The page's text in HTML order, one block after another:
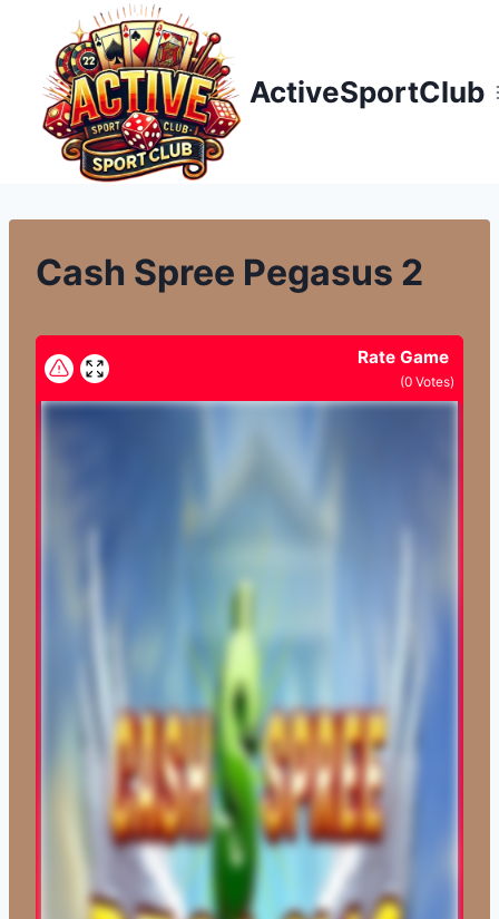
obsah
ActiveSportClub
Cash Spree Pegasus 2
Rate Game
(0 Votes)